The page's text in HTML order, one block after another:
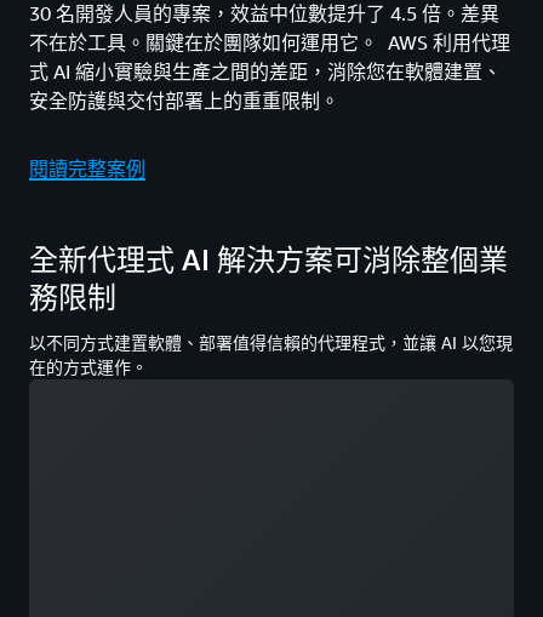
30 名開發人員的專案，效益中位數提升了 4.5 倍。差異
不在於工具。關鍵在於團隊如何運用它。 AWS 利用代理
式 AI 縮小實驗與生產之間的差距，消除您在軟體建置、
安全防護與交付部署上的重重限制。
閱讀完整案例
全新代理式 AI 解決方案可消除整個業
務限制
以不同方式建置軟體、部署值得信賴的代理程式，並讓 AI 以您現
在的方式運作。